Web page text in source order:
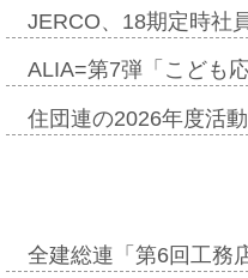
JERCO、18期定時社
ALIA=第7弾「こども
住団連の2026年度活
全建総連「第6回工務